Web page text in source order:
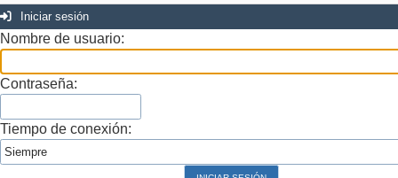
Iniciar sesión
Nombre de usuario:
Contraseña:
Tiempo de conexión: